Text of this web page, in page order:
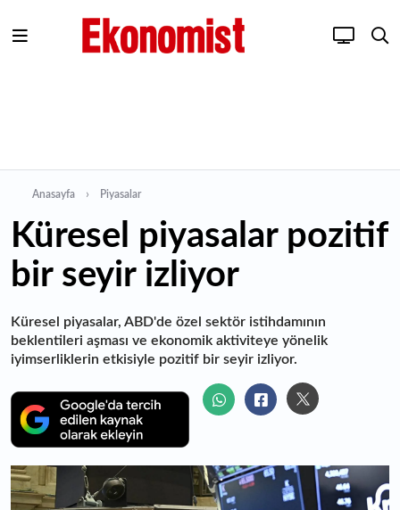
Anasayfa Piyasalar
Küresel piyasalar pozitif
bir seyir izliyor
Küresel piyasalar, ABD'de özel sektör istihdamının
beklentileri aşması ve ekonomik aktiviteye yönelik
iyimserliklerin etkisiyle pozitif bir seyir izliyor.